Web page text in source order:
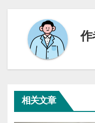
作
相关文章